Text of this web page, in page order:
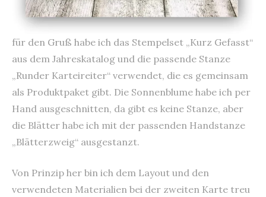
für den Gruß habe ich das Stempelset „Kurz Gefasst“
aus dem Jahreskatalog und die passende Stanze
„Runder Karteireiter“ verwendet, die es gemeinsam
als Produktpaket gibt. Die Sonnenblume habe ich per
Hand ausgeschnitten, da gibt es keine Stanze, aber
die Blätter habe ich mit der passenden Handstanze
„Blätterzweig“ ausgestanzt.
Von Prinzip her bin ich dem Layout und den
verwendeten Materialien bei der zweiten Karte treu